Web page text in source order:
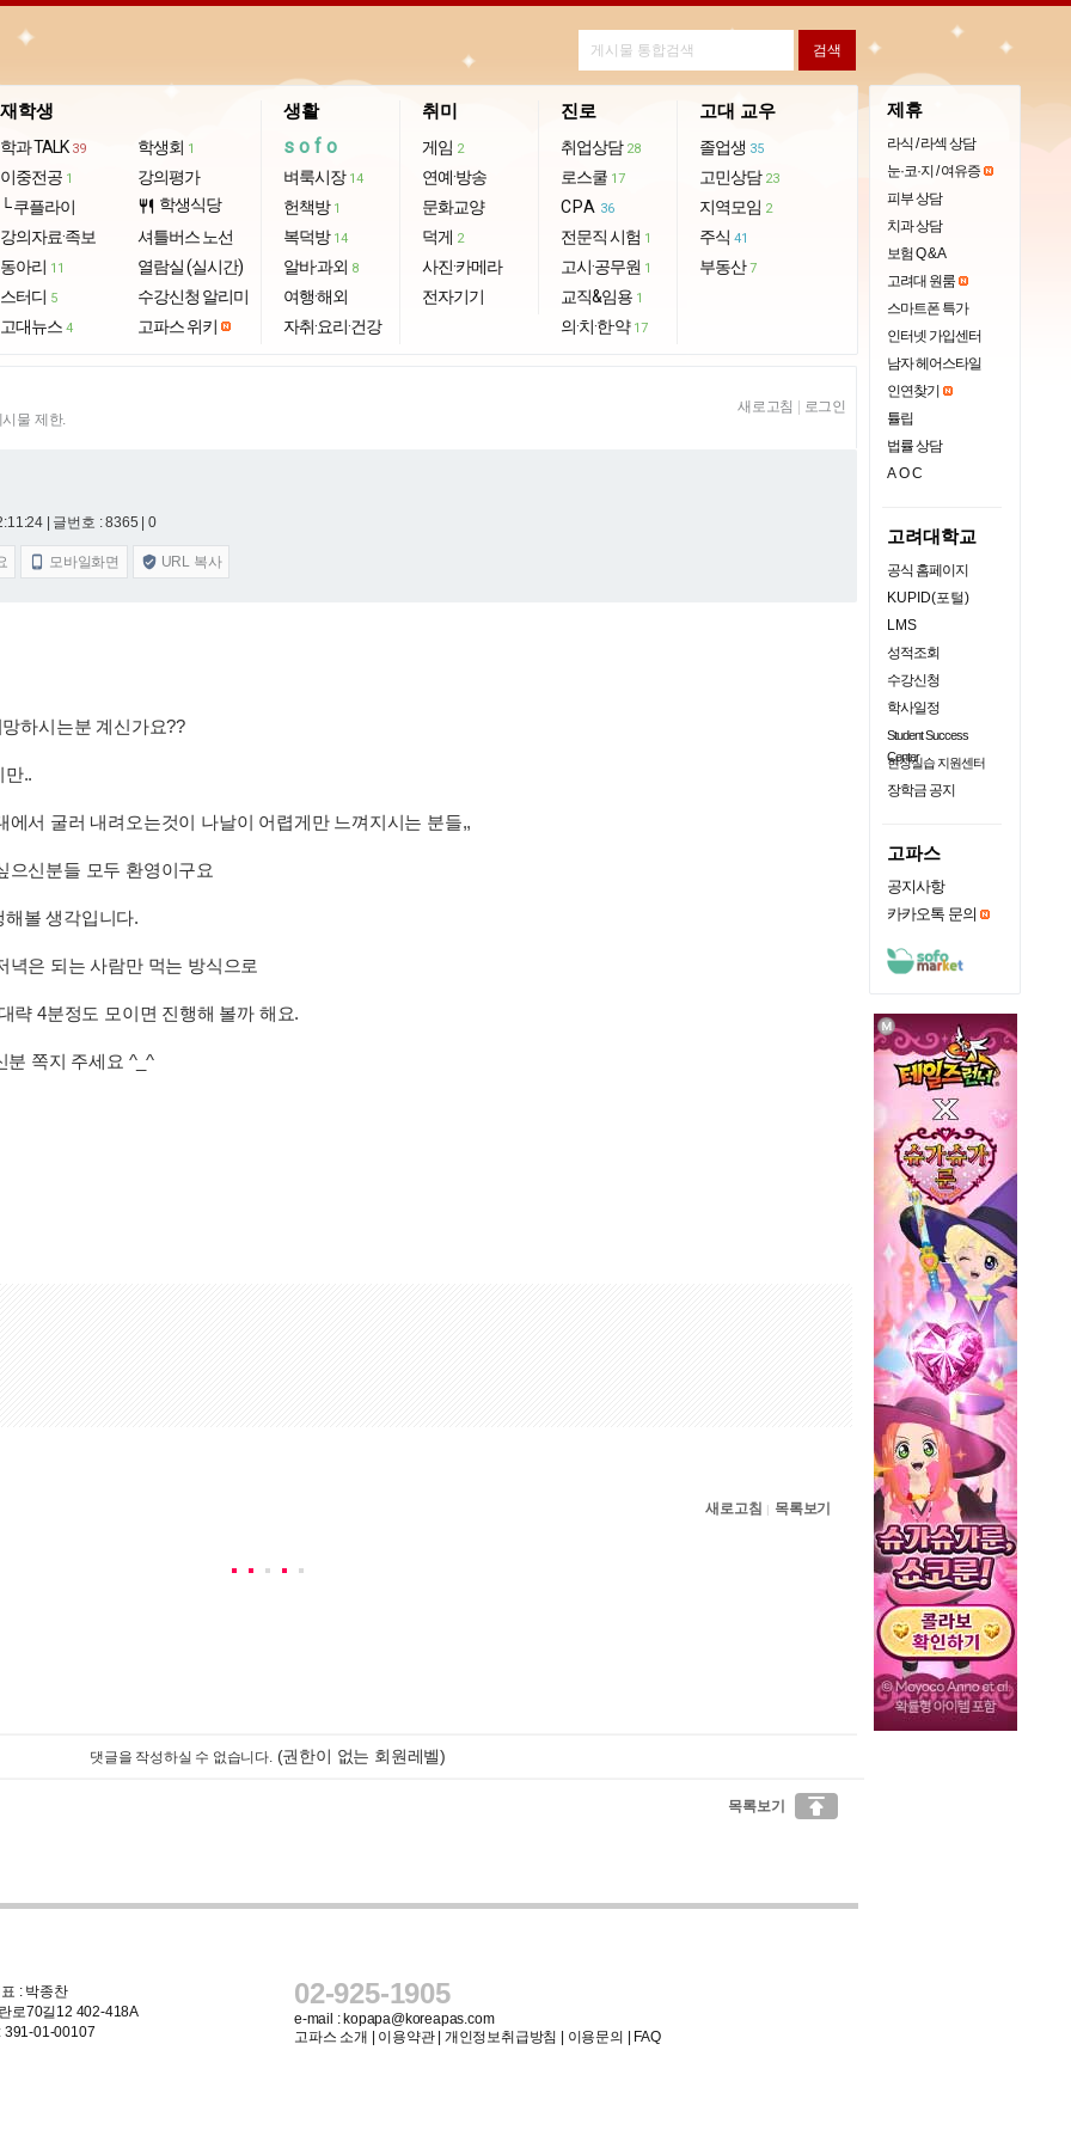
재학생
학과 TALK 39
이중전공 1
└ 쿠플라이
강의자료·족보
동아리 11
스터디 5
고대뉴스 4
학생회 1
강의평가
restaurant 학생식당
셔틀버스 노선
열람실 (실시간)
수강신청 알리미
고파스 위키
생활
sofo
벼룩시장 14
헌책방 1
복덕방 14
알바·과외 8
여행·해외
자취·요리·건강
취미
게임 2
연예·방송
문화교양
덕게 2
사진·카메라
전자기기
진로
취업상담 28
로스쿨 17
CPA 36
전문직 시험 1
고시·공무원 1
교직&임용 1
의·치·한·약 17
고대 교우
졸업생 35
고민상담 23
지역모임 2
주식 41
부동산 7
물 제한.
새로고침 로그인
| 글번호 : 8365 | 0
 모바일화면  URL 복사
하시는분 계신가요??
만..
서 굴러 내려오는것이 나날이 어렵게만 느껴지시는 분들,,
으신분들 모두 환영이구요
볼 생각입니다.
녁은 되는 사람만 먹는 방식으로
략 4분정도 모이면 진행해 볼까 해요.
분 쪽지 주세요 ^_^
새로고침 | 목록보기
댓글을 작성하실 수 없습니다. (권한이 없는 회원레벨)
목록보기 
제휴
라식 / 라섹 상담
눈·코·지 / 여유증
피부 상담
치과 상담
보험 Q & A
고려대 원룸
스마트폰 특가
인터넷 가입센터
남자 헤어스타일
인연찾기
튤립
법률 상담
AOC
고려대학교
공식 홈페이지
KUPID(포털)
LMS
성적조회
수강신청
학사일정
Student Success
Center
현장실습 지원센터
장학금 공지
고파스
공지사항
카카오톡 문의
: 박종찬
로70길12 402-418A
391-01-00107
02-925-1905
e-mail : kopapa@koreapas.com
고파스 소개
이용약관| 개인정보취급방침 이용문의 FAQ